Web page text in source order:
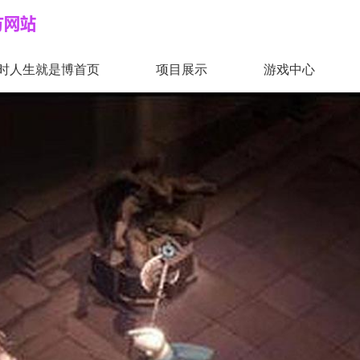
人生就是博首页 项目展示 游戏中心